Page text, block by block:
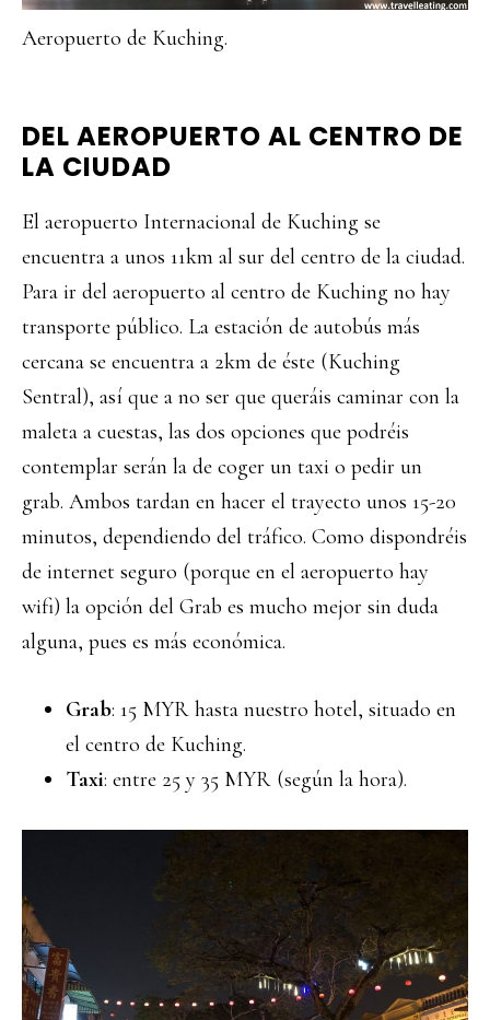
Aeropuerto de Kuching.
DEL AEROPUERTO AL CENTRO DE
LA CIUDAD
El aeropuerto Internacional de Kuching se
encuentra a unos 11km al sur del centro de la ciudad.
Para ir del aeropuerto al centro de Kuching no hay
transporte público. La estación de autobús más
cercana se encuentra a 2km de éste (Kuching
Sentral), así que a no ser que queráis caminar con la
maleta a cuestas, las dos opciones que podréis
contemplar serán la de coger un taxi o pedir un
grab. Ambos tardan en hacer el trayecto unos 15-20
minutos, dependiendo del tráfico. Como dispondréis
de internet seguro (porque en el aeropuerto hay
wifi) la opción del Grab es mucho mejor sin duda
alguna, pues es más económica.
Grab: 15 MYR hasta nuestro hotel, situado en
el centro de Kuching.
Taxi: entre 25 y 35 MYR (según la hora).